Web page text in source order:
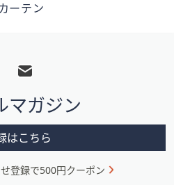
ーテン
マガジン
はこちら
登録で500円クーポン